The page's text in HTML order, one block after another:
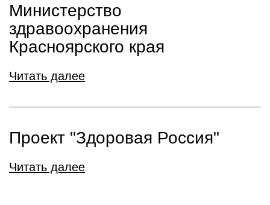
Министерство
здравоохранения
Красноярского края
Читать далее
Проект "Здоровая Россия"
Читать далее